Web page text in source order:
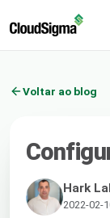
Voltar ao blog
Hark
2022-02-